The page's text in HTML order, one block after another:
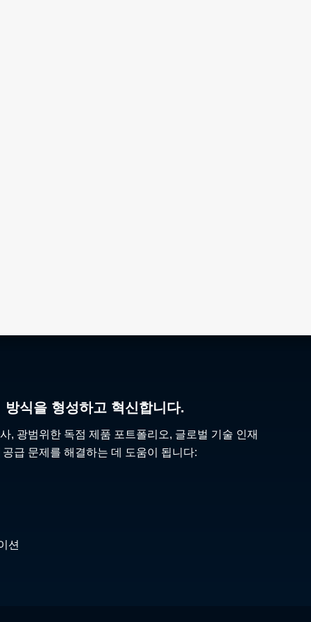
식을 형성하고 혁신합니다.
, 광범위한 독점 제품 포트폴리오, 글로벌 기술 인재
급 문제를 해결하는 데 도움이 됩니다:
션